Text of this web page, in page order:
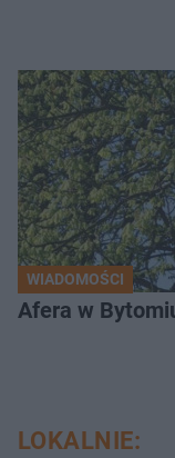
WIADOMOŚCI
Afera w
LOKALNIE: